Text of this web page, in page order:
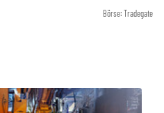
Börse: Tradegate